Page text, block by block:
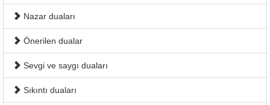
Nazar duaları
Önerilen dualar
Sevgi ve saygı duaları
Sıkıntı duaları